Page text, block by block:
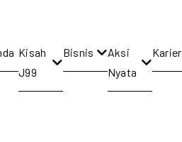
Kisah
J99
Bisnis
Aksi
Nyata
Karier